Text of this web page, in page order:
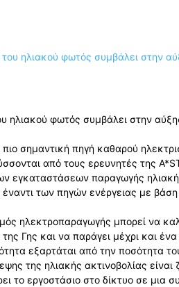
ηλιακού φωτός συμβάλει στην
πιο σημαντική πηγή καθαρού
από τους ερευνητές της
εγκαταστάσεων παραγωγής
έναντι των πηγών ενέργειας με
ηλεκτροπαραγωγής μπορεί να
Γης και να παράγει μέχρι και
εξαρτάται από την ποσότητα
της ηλιακής ακτινοβολίας
το εργοστάσιο στο δίκτυο σε μια